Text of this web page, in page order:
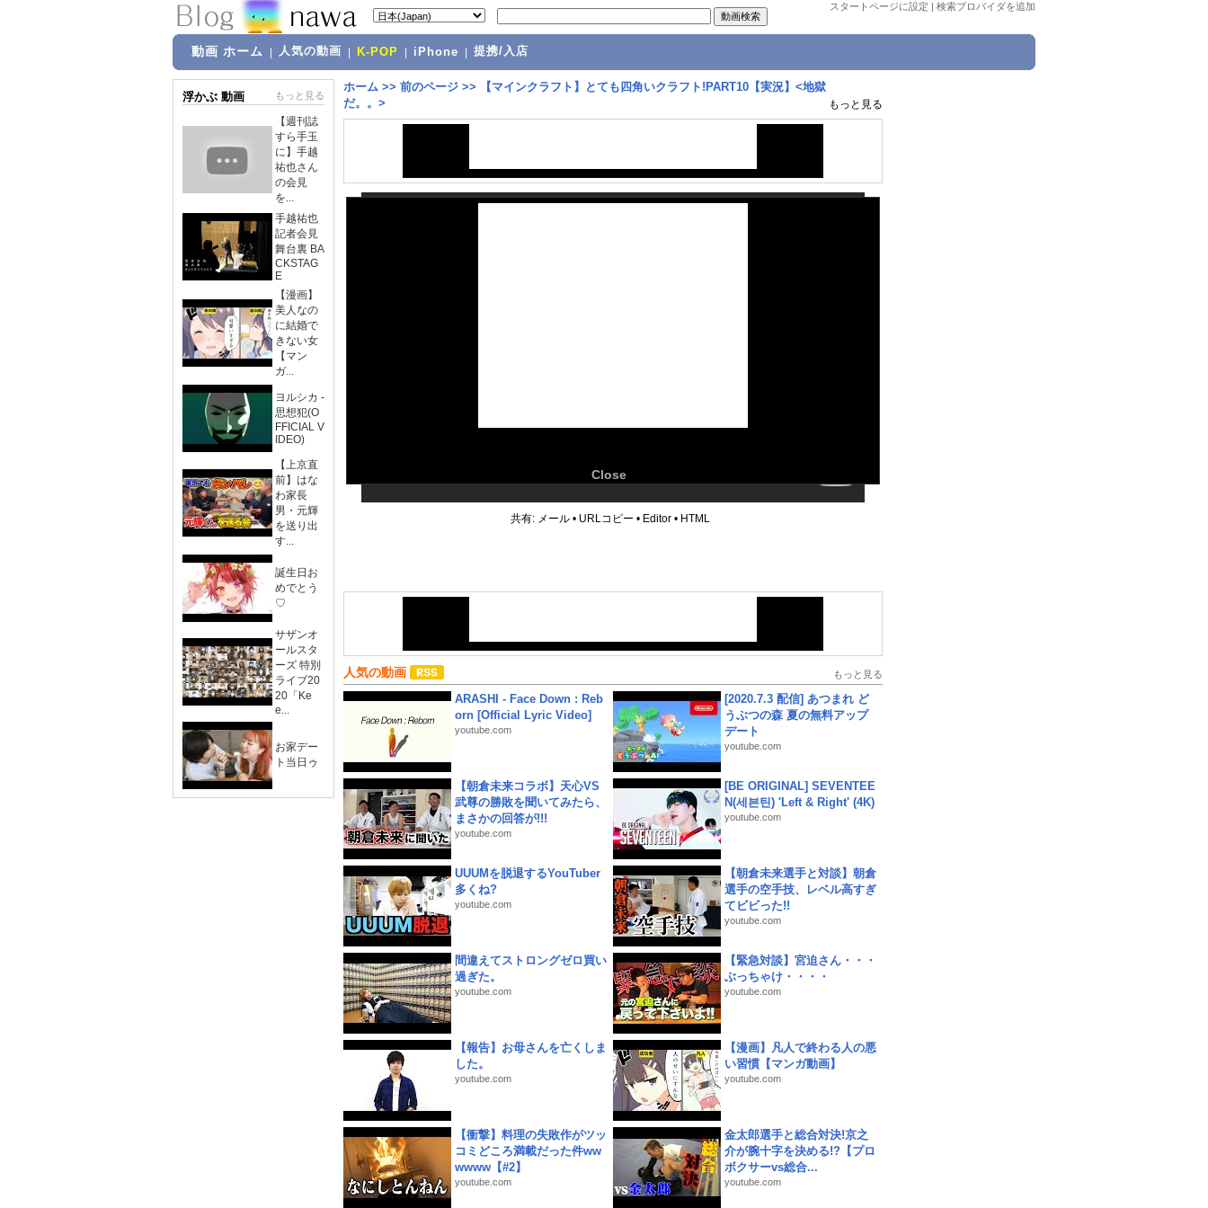
スタートページに設定 | 検索プロバイダを追加
動画 ホーム 人気の動画 K-POP iPhone 提携/入店
浮かぶ 動画 もっと見る
【週刊誌
すら手玉
に】手越
祐也さん
の会見
を...
手越祐也
記者会見
舞台裏 BA
CKSTAG
E
【漫画】
美人なの
に結婚で
きない女
【マン
ガ...
ヨルシカ -
思想犯(O
FFICIAL V
IDEO)
【上京直
前】はな
わ家長
男・元輝
を送り出
す...
誕生日お
めでとう
♡
サザンオ
ールスタ
ーズ 特別
ライブ20
20「Ke
e...
お家デー
ト当日ゥ
ホーム >> 前のページ >>
【マインクラフト】とても四角いクラフト!PART10【実況】<地獄
だ。。>
もっと見る
Close
共有: メール • URLコピー • Editor • HTML
人気の動画 もっと見る
ARASHI - Face Down : Reb
orn [Official Lyric Video]
youtube.com
[2020.7.3 配信] あつまれ ど
うぶつの森 夏の無料アップ
デート
youtube.com
【朝倉未来コラボ】天心VS
武尊の勝敗を聞いてみたら、
まさかの回答が!!!
youtube.com
[BE ORIGINAL] SEVENTEE
N(세븐틴) 'Left & Right' (4K)
youtube.com
UUUMを脱退するYouTuber
多くね?
youtube.com
【朝倉未来選手と対談】朝倉
選手の空手技、レベル高すぎ
てビビった!!
youtube.com
間違えてストロングゼロ買い
過ぎた。
youtube.com
【緊急対談】宮迫さん・・・
ぶっちゃけ・・・・
youtube.com
【報告】お母さんを亡くしま
した。
youtube.com
【漫画】凡人で終わる人の悪
い習慣【マンガ動画】
youtube.com
【衝撃】料理の失敗作がツッ
コミどころ満載だった件ww
wwww【#2】
youtube.com
金太郎選手と総合対決!京之
介が腕十字を決める!?【プロ
ボクサーvs総合...
youtube.com